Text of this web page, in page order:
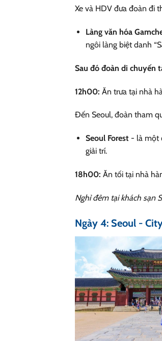
Xe và HDV đưa đoàn đi
Làng văn hóa
ngôi làng biệt danh
Sau đó đoàn di chuyến
12h00: Ăn trưa tại nhà
Đến Seoul, đoàn tham
Seoul Forest - là một
giải trí.
18h00: Ăn tối tại nhà
Nghỉ đêm tại khách sạn
Ngày 4: Seoul -